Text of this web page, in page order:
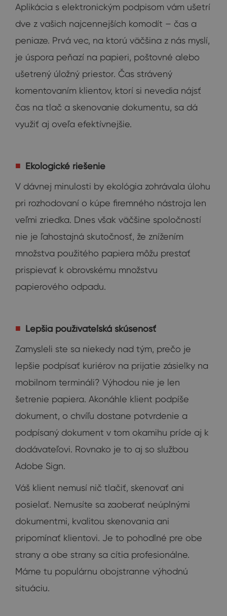
Aplikácia s elektronickým podpisom vám ušetrí
dve z vašich najcennejších komodít – čas a
peniaze. Prvá vec, na ktorú väčšina z nás myslí,
je úspora peňazí na papieri, poštovné alebo
ušetrený úložný priestor. Čas strávený
komentovaním klientov, ktorí si nevedia nájsť
čas na tlač a skenovanie dokumentu, sa dá
využiť aj oveľa efektívnejšie.
Ekologické riešenie
V dávnej minulosti by ekológia zohrávala úlohu
pri rozhodovaní o kúpe firemného nástroja len
veľmi zriedka. Dnes však väčšine spoločností
nie je ľahostajná skutočnosť, že znížením
množstva použitého papiera môžu prestať
prispievať k obrovskému množstvu
papierového odpadu.
Lepšia používateľská skúsenosť
Zamysleli ste sa niekedy nad tým, prečo je
lepšie podpísať kuriérov na prijatie zásielky na
mobilnom termináli? Výhodou nie je len
šetrenie papiera. Akonáhle klient podpíše
dokument, o chvíľu dostane potvrdenie a
podpísaný dokument v tom okamihu príde aj k
dodávateľovi. Rovnako je to aj so službou
Adobe Sign.
Váš klient nemusí nič tlačiť, skenovať ani
posielať. Nemusíte sa zaoberať neúplnými
dokumentmi, kvalitou skenovania ani
pripomínať klientovi. Je to pohodlné pre obe
strany a obe strany sa cítia profesionálne.
Máme tu populárnu obojstranne výhodnú
situáciu.